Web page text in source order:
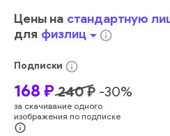
Отдых Веселье Взрослый
Образ Жизни
Девочки
Мать
Родитель
Интерьер Дома
Наслаждение Близость
Любящий Взаимосвязь
Домашнее Помещение
Цены на стандартную
для физлицarrow_drop_downinfo_outline
Подписки info_outline
168 ₽ 240₽ -30%
за скачивание одного
изображения по подписке
info_outline